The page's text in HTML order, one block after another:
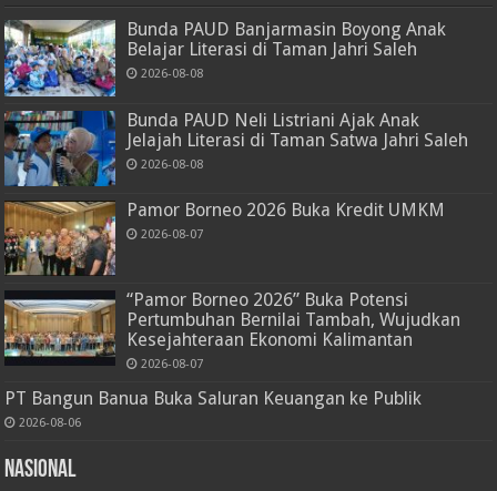
Bunda PAUD Banjarmasin Boyong Anak
Belajar Literasi di Taman Jahri Saleh
2026-08-08
Bunda PAUD Neli Listriani Ajak Anak
Jelajah Literasi di Taman Satwa Jahri Saleh
2026-08-08
Pamor Borneo 2026 Buka Kredit UMKM
2026-08-07
“Pamor Borneo 2026” Buka Potensi
Pertumbuhan Bernilai Tambah, Wujudkan
Kesejahteraan Ekonomi Kalimantan
2026-08-07
PT Bangun Banua Buka Saluran Keuangan ke Publik
2026-08-06
Nasional